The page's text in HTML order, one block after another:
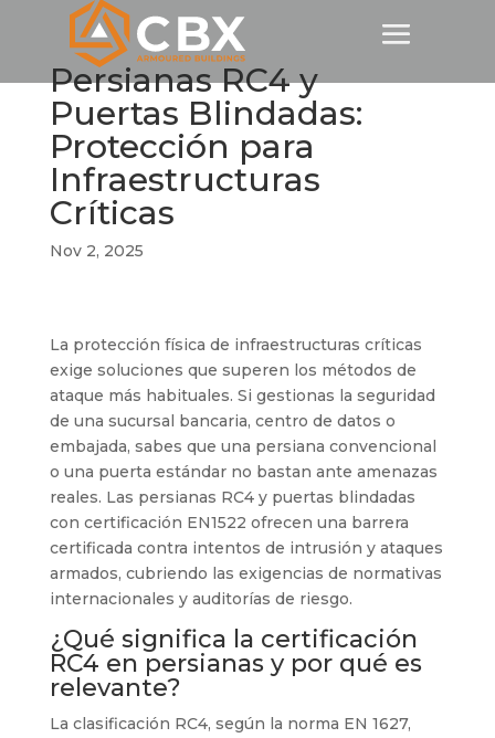
Persianas RC4 y
Puertas Blindadas:
Protección para
Infraestructuras
Críticas
Nov 2, 2025
La protección física de infraestructuras críticas
exige soluciones que superen los métodos de
ataque más habituales. Si gestionas la seguridad
de una sucursal bancaria, centro de datos o
embajada, sabes que una persiana convencional
o una puerta estándar no bastan ante amenazas
reales. Las persianas RC4 y puertas blindadas
con certificación EN1522 ofrecen una barrera
certificada contra intentos de intrusión y ataques
armados, cubriendo las exigencias de normativas
internacionales y auditorías de riesgo.
¿Qué significa la certificación
RC4 en persianas y por qué es
relevante?
La clasificación RC4, según la norma EN 1627,